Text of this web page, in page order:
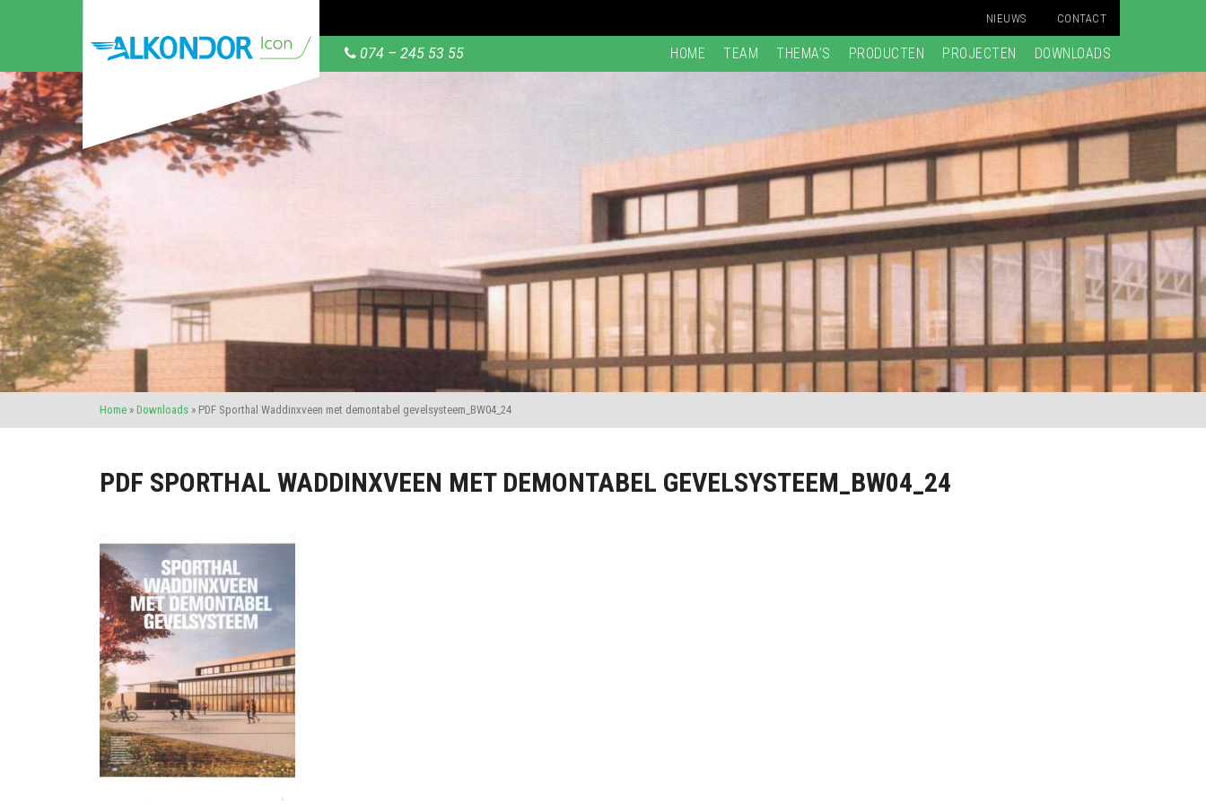
NIEUWS CONTACT
074 – 245 53 55 HOME TEAM THEMA’S PRODUCTEN PROJECTEN DOWNLOADS
Home » Downloads » PDF Sporthal Waddinxveen met demontabel gevelsysteem_BW04_24
PDF SPORTHAL WADDINXVEEN MET DEMONTABEL GEVELSYSTEEM_BW04_24